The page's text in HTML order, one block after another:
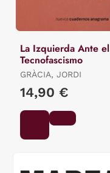
La Izquierda Ante el
Tecnofascismo
GRÀCIA, JORDI
14,90 €